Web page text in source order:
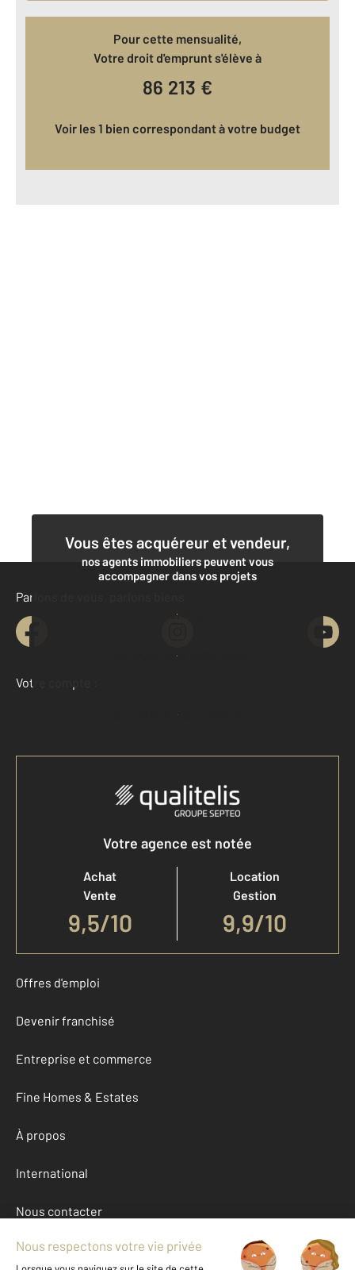
Pour cette mensualité,
Votre droit d'emprunt s'élève à
86 213 €
Voir les 1 bien correspondant à votre budget
Vous êtes acquéreur et vendeur,
nos agents immobiliers peuvent vous
accompagner dans vos projets
Contacter l'agence
Demander une estimation
Parlons de vous, parlons biens
Votre compte :
Accéder à mon compte
Votre agence est notée
Achat
Vente
9,5/10
Location
Gestion
9,9/10
Offres d'emploi
Devenir franchisé
Entreprise et commerce
Fine Homes & Estates
À propos
International
Nous contacter